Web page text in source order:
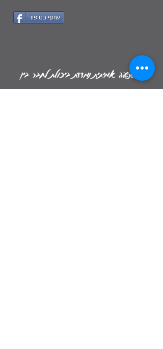
"השפעה אמיתית נמדדת ביכולת לחבר בין
שתף בסיפור